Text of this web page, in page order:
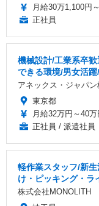
月給30万1,100円
正社員
機械設計/工業系卒
できる環境/男女活
アネックス・ジャパン
東京都
月給32万円～40万
正社員 / 派遣社員
軽作業スタッフ/新
け・ピッキング・ラ
株式会社MONOLITH